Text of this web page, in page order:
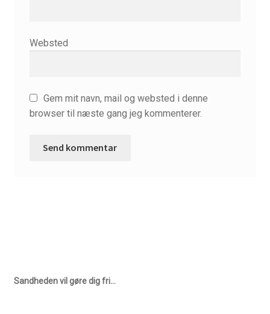
Vejledt retræte – 10 dage
Websted
Gem mit navn, mail og websted i denne
browser til næste gang jeg kommenterer.
Sandheden vil gøre dig fri…